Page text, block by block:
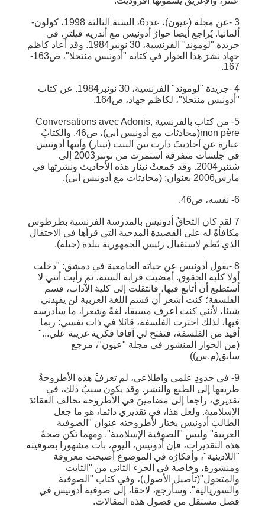
3 -عن مجلة (عيون)، عدد6، السنة الثالثة 1998، كولون-
ألمانيا. يُراجع أيضا حوارُ أدونيس مع أندريه فيلتر، في
جريدة "لوموند" الفرنسية، 30 نونبر1984. وقد أعاد كاظم
جهاد نشرَ هذا الحوار في كتابه "أدونيس منتحلا"، ص163-
167.
4 -جريدة "لوموند" الفرنسية، 30 نونبر1984. عن كتاب
"أدونيس منتحلا"، لكاظم جهاد، ص164.
5- من كتاب بالفرنسية Conversations avec Adonis,
mon père(محادثات مع أدونيس أبي)، ص46. والكتابُ
عبارة عن أحاديثَ دارت بين البنت (نينار) وأبيها أدونيس
في جلسات متفرقة استمرت من نونبر2003 إلى
شتنبر2004. وقد جَمعتْ نينار هذه الأحاديث ونشرتها في
مارس2006 بعنوان: (محادثات مع أدونيس أبي).
6- نفسه، ص46.
7 لقد كان التحاقُ أدونيس بالمدرسة الفرنسية بطرطوس
مكافأةً له على القصيدة المدحية التي قرأها في الاحتفال
الذي نُظم لاستقبال رئيس الجمهورية ببلدة (جبلة).
8 -يقول أدونيس عن حياته الجامعية في دمشق: "دخلت
أولا كلية الحقوق. أمضيت قرابة السنة، ثم رأيت أنني لا
أستطيع أن أتابع فيها، فانتقلت إلى كلية الآداب، قسم
الفلسفة؛ كنت أشعر أن قسم اللغة العربية لن يفيدني
شيئا، لأنني كنت أعرف مسبقا، لغةً وشعرا، ما سأدرسه
فيها، لذلك اخترت الفلسفة، قائلا في ذات نفسي: ربما
أفيد من الفلسفة، فتفتح لي آفاقا فكرية غريبة علي..."
(من الحوار المنشور في مجلة "عيون"، مرجع
سابق(م.س))
9- في حدودِ علمي واطلاعي، لم تعرفْ هذه الأطروحةُ
طريقها إلى الطبع والنشر. وقد يكون سببُ ذلك، في
تقديري، راجعا إلى مضامينَ في الأطروحة تخالف العقائدَ
الإسلامية. ولعل هذا، في تقديري دائما، هو ما جعل
الطالبَ أدونيس يختار لأطروحته عنوان "الصوفية
العربية" وليس "الصوفية الإسلامية". ومهما تكن صحةُ
هذه التقديرات، فإن أدونيس، اليوم، بات مشهورا بصوفيته
"اللادينية"، وأفكارُه في الموضوع أصبحت معروفة
ومنشورة، وخاصة في الجزء الثاني من "الثابت
والمتحول"(تأصيل الأصول)، وفي كتاب "الصوفية
والسوريالية". وسأرجع، لاحقا، إلى صوفية أدونيس في
فصل مستقل من فصول هذه المقالات.